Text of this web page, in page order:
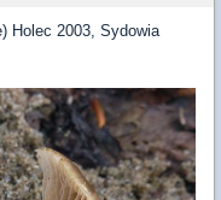
Holec 2003, Sydowia